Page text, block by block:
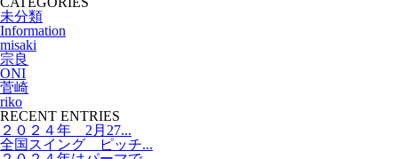
未分類
Information
misaki
宗良
ONI
菅崎
riko
RECENT ENTRIES
２０２４年 2月27...
全国スイング ピッチ...